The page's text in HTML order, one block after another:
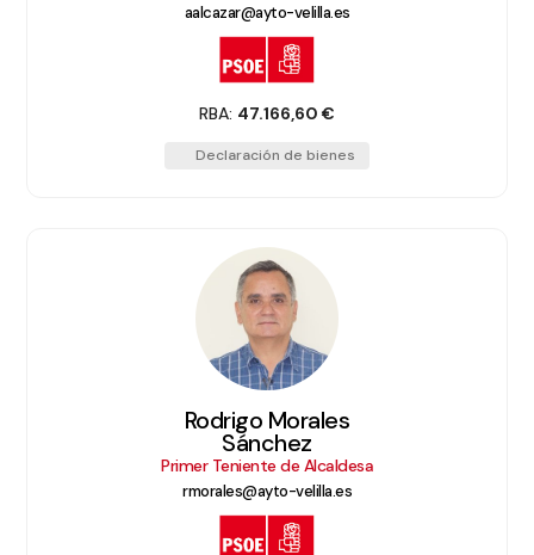
aalcazar@ayto-velilla.es
RBA: 47.166,60 €
Declaración de bienes
Rodrigo Morales
Sánchez
Primer Teniente de Alcaldesa
rmorales@ayto-velilla.es